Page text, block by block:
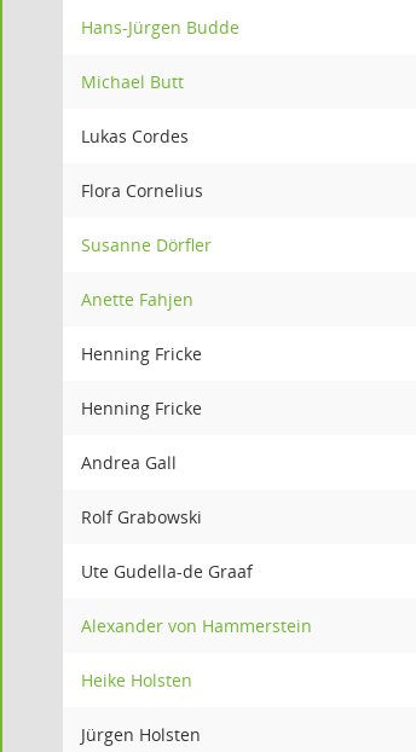
Hans-Jürgen Budde
Michael Butt
Lukas Cordes
Flora Cornelius
Susanne Dörfler
Anette Fahjen
Henning Fricke
Henning Fricke
Andrea Gall
Rolf Grabowski
Ute Gudella-de Graaf
Alexander von Hammerstein
Heike Holsten
Jürgen Holsten